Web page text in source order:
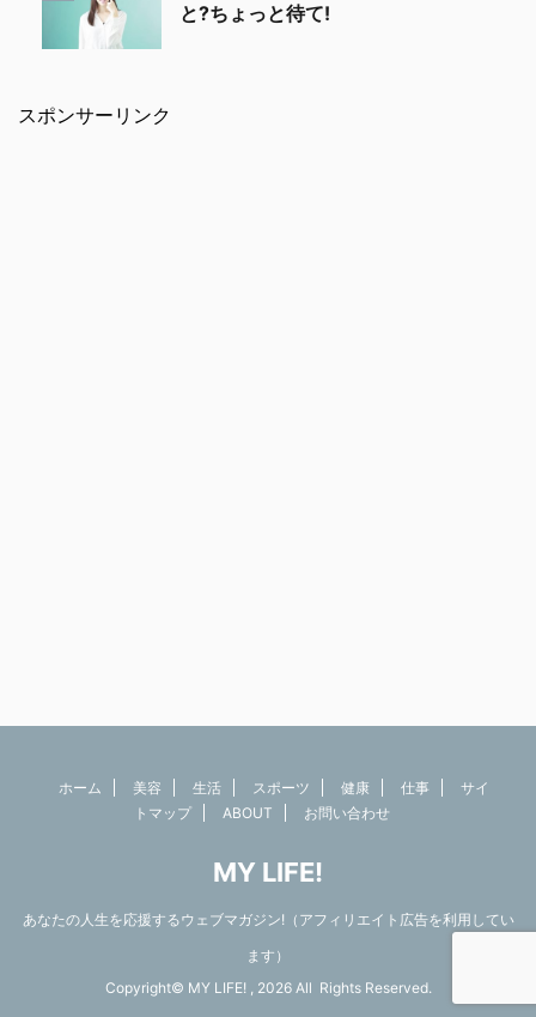
と?ちょっと待て!
スポンサーリンク
ホーム 美容 生活 スポーツ 健康 仕事
サイ
トマップ
ABOUT お問い合わせ
MY LIFE!
あなたの人生を応援するウェブマガジン!（アフィリエイト広告を利用してい
ます）
Copyright© MY LIFE! , 2026 All Rights Reserved.